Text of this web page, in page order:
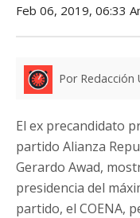
Feb 06, 2019, 06:33
Por Redacción
El ex precandidato
partido Alianza
Gerardo Awad,
presidencia del
partido, el COENA,